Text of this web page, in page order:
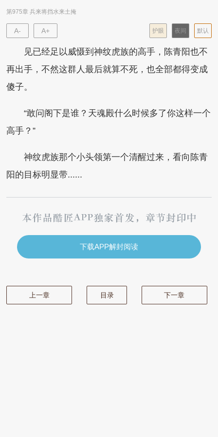
第975章 兵来将挡水来土掩
A- A+ 默认
夜间
护眼
见已经足以威慑到神纹虎族的高手，陈青阳也不
再出手，不然这群人最后就算不死，也全部都得变成
傻子。
“敢问阁下是谁？天魂殿什么时候多了你这样一个
高手？”
神纹虎族那个小头领第一个清醒过来，看向陈青
阳的目标明显带......
下载APP解封阅读
上一章 目录 下一章